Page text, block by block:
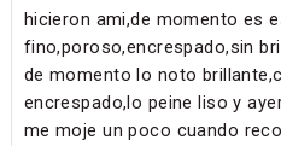
hicieron ami,de momento es
fino,poroso,encrespado,sin
de momento lo noto
encrespado,lo peine liso y
me moje un poco cuando